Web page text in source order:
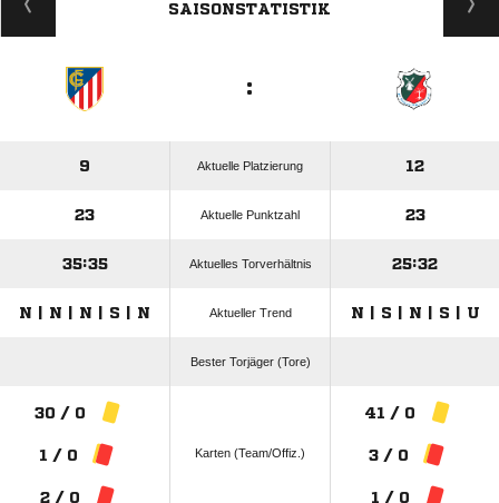
SAISONSTATISTIK
:
9 Aktuelle Platzierung 12
23 Aktuelle Punktzahl 23
35:35 Aktuelles Torverhältnis 25:32
N | N | N | S | N Aktueller Trend N | S | N | S | U
Bester Torjäger (Tore)
30 / 0
1 / 0
2 / 0
Karten (Team/Offiz.)
41 / 0
3 / 0
1 / 0